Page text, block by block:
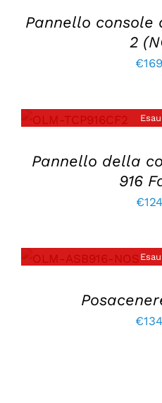
Pannello console
2
€
DETTAGLI
Pannello della
916
€
DETTAGLI
€